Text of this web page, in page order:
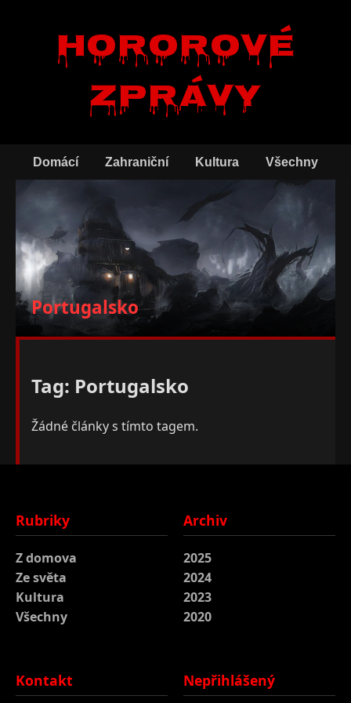
Hororové
zprávy
Domácí Zahraniční Kultura Všechny
Portugalsko
Tag: Portugalsko
Žádné články s tímto tagem.
Rubriky
Z domova
Ze světa
Kultura
Všechny
Archiv
2025
2024
2023
2020
Kontakt Nepřihlášený